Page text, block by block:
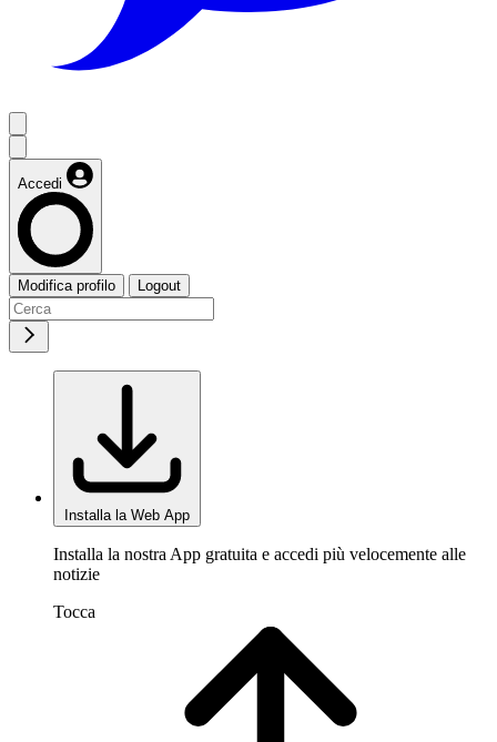
Accedi
Modifica profilo Logout
Installa la Web App
Installa la nostra App gratuita e accedi più velocemente alle
notizie
Tocca